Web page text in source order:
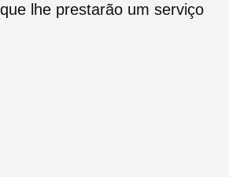
lhe prestarão um serviço